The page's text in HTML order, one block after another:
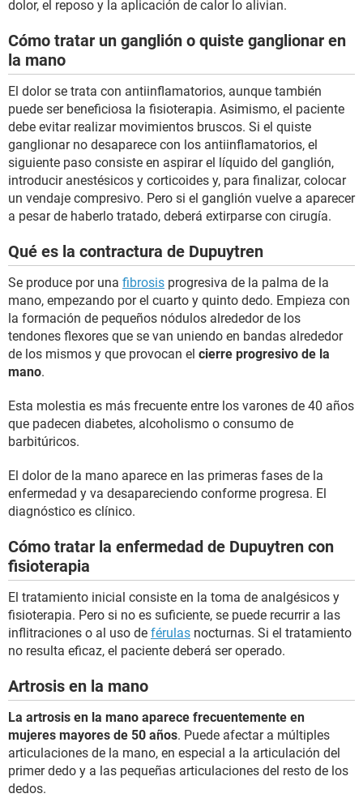
dolor, el reposo y la aplicación de calor lo alivian.
Cómo tratar un ganglión o quiste ganglionar en
la mano
El dolor se trata con antiinflamatorios, aunque también
puede ser beneficiosa la fisioterapia. Asimismo, el paciente
debe evitar realizar movimientos bruscos. Si el quiste
ganglionar no desaparece con los antiinflamatorios, el
siguiente paso consiste en aspirar el líquido del ganglión,
introducir anestésicos y corticoides y, para finalizar, colocar
un vendaje compresivo. Pero si el ganglión vuelve a aparecer
a pesar de haberlo tratado, deberá extirparse con cirugía.
Qué es la contractura de Dupuytren
Se produce por una fibrosis progresiva de la palma de la
mano, empezando por el cuarto y quinto dedo. Empieza con
la formación de pequeños nódulos alrededor de los
tendones flexores que se van uniendo en bandas alrededor
de los mismos y que provocan el cierre progresivo de la
mano.
Esta molestia es más frecuente entre los varones de 40 años
que padecen diabetes, alcoholismo o consumo de
barbitúricos.
El dolor de la mano aparece en las primeras fases de la
enfermedad y va desapareciendo conforme progresa. El
diagnóstico es clínico.
Cómo tratar la enfermedad de Dupuytren con
fisioterapia
El tratamiento inicial consiste en la toma de analgésicos y
fisioterapia. Pero si no es suficiente, se puede recurrir a las
inflitraciones o al uso de férulas nocturnas. Si el tratamiento
no resulta eficaz, el paciente deberá ser operado.
Artrosis en la mano
La artrosis en la mano aparece frecuentemente en
mujeres mayores de 50 años. Puede afectar a múltiples
articulaciones de la mano, en especial a la articulación del
primer dedo y a las pequeñas articulaciones del resto de los
dedos.